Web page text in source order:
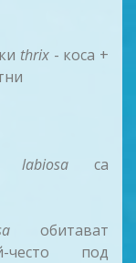
thrix- коса +
labiosa са
обитават
често под